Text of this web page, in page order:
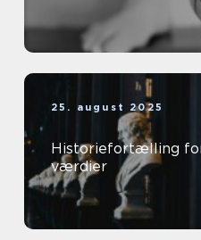
25. august 2025
Historiefortælling
værdier